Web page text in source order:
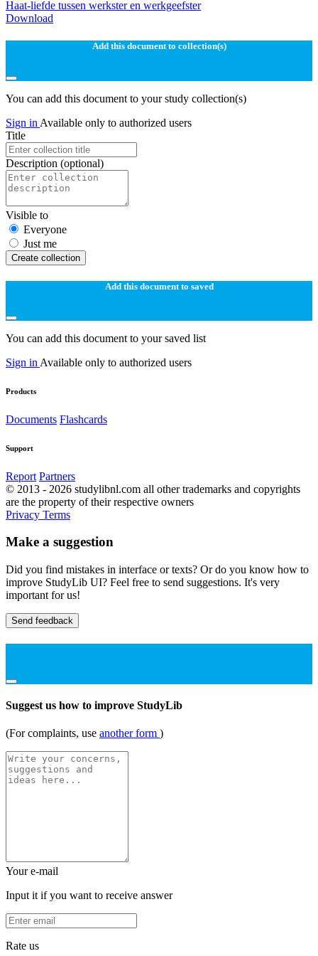
Haat-liefde tussen werkster en werkgeefster
Download
Add this document to collection(s)
You can add this document to your study collection(s)
Sign in Available only to authorized users
Title
Description (optional)
Visible to
Everyone
Just me
Create collection
Add this document to saved
You can add this document to your saved list
Sign in Available only to authorized users
Products
Documents Flashcards
Support
Report Partners
© 2013 - 2026 studylibnl.com all other trademarks and copyrights
are the property of their respective owners
Privacy Terms
Make a suggestion
Did you find mistakes in interface or texts? Or do you know how to
improve StudyLib UI? Feel free to send suggestions. It's very
important for us!
Send feedback
Suggest us how to improve StudyLib
(For complaints, use another form )
Your e-mail
Input it if you want to receive answer
Rate us